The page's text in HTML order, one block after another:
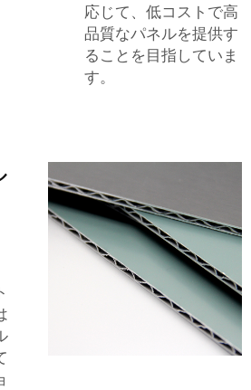
応じて、低コストで高
品質なパネルを提供す
ることを目指していま
す。